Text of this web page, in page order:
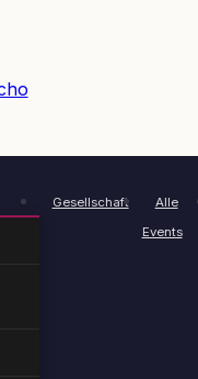
Gesellschaft
Alle
Events